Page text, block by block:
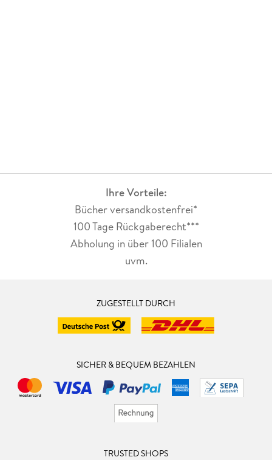
Ihre Vorteile:
Bücher versandkostenfrei*
100 Tage Rückgaberecht***
Abholung in über 100 Filialen
uvm.
ZUGESTELLT DURCH
SICHER & BEQUEM BEZAHLEN
TRUSTED SHOPS